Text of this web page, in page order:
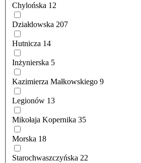
Chylońska 12
Działdowska 207
Hutnicza 14
Inżynierska 5
Kazimierza Małkowskiego 9
Legionów 13
Mikołaja Kopernika 35
Morska 18
Starochwaszczyńska 22